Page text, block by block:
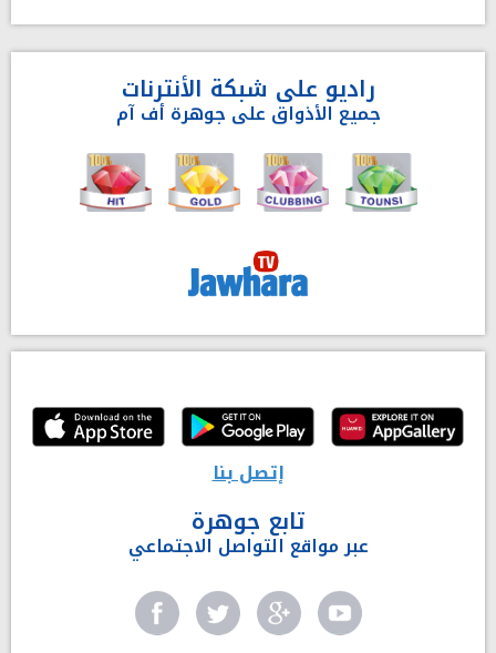
راديو على شبكة الأنترنات
جميع الأذواق على جوهرة أف آم
إتصل بنا
تابع جوهرة
عبر مواقع التواصل الاجتماعي